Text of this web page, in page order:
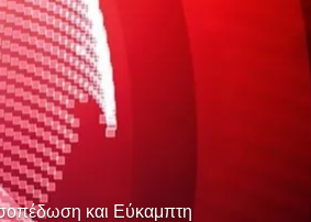
και Εύκαμπτη